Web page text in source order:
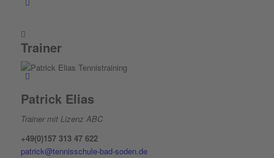
Trainer
Patrick Elias
Trainer mit Lizenz ABC
+49(0)157 313 47 622
patrick@tennisschule-bad-soden.de